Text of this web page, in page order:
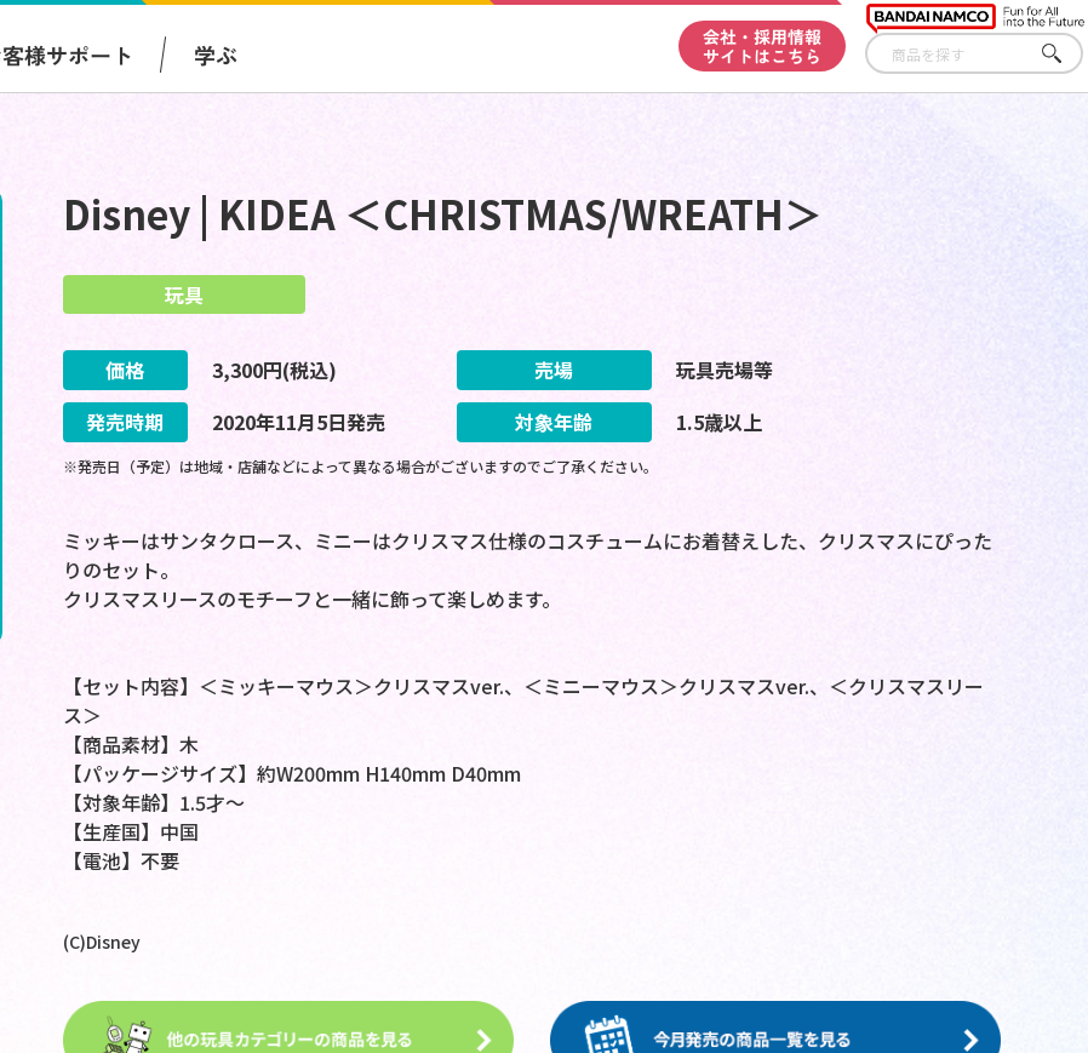
様サポート 学ぶ
会社・採用情報
サイトはこちら
さが
す
Disney | KIDEA ＜CHRISTMAS/WREATH＞
玩具
価格 3,300円(税込) 売場
玩具売場等
発売時期
2020年11月5日発売 対象年齢 1.5歳以上
※発売日（予定）は地域・店舗などによって異なる場合がございますのでご了承ください。
ミッキーはサンタクロース、ミニーはクリスマス仕様のコスチュームにお着替えした、クリスマスにぴった
りのセット。
クリスマスリースのモチーフと一緒に飾って楽しめます。
【セット内容】＜ミッキーマウス＞クリスマスver.、＜ミニーマウス＞クリスマスver.、＜クリスマスリー
ス＞
【商品素材】木
【パッケージサイズ】約W200mm H140mm D40mm
【対象年齢】1.5才～
【生産国】中国
【電池】不要
(C)Disney